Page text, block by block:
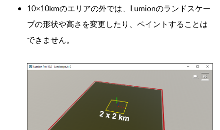
10×10kmのエリアの外では、Lumionのランドスケー
プの形状や高さを変更したり、ペイントすることは
できません。